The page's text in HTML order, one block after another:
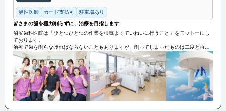
男性医師 カード支払可 駐車場あり
皆さまの歯を極力削らずに、治療を目指します
沼尻歯科医院は「ひとつひとつの作業を根気よくていねいに行うこと」をモットーにし
ております。
治療で歯を削らなければならないこともありますが、削ってしまったものは二度と再生
はしません。
皆さまの歯を極力削らずに、治療を目指します。